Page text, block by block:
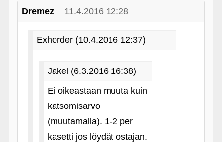
Dremez 11.4.2016 12:28
Exhorder (10.4.2016 12:37)
Jakel (6.3.2016 16:38)
Ei oikeastaan muuta kuin
katsomisarvo
(muutamalla). 1-2 per
kasetti jos löydät ostajan.